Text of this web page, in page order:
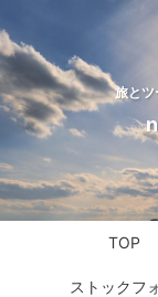
旅とツ
TOP
ストックフ